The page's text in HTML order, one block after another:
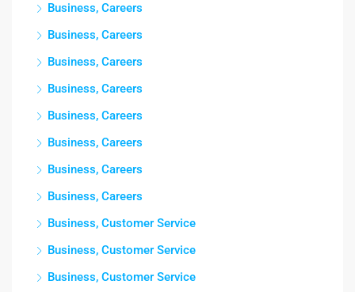
Business, Careers
Business, Careers
Business, Careers
Business, Careers
Business, Careers
Business, Careers
Business, Careers
Business, Careers
Business, Customer Service
Business, Customer Service
Business, Customer Service